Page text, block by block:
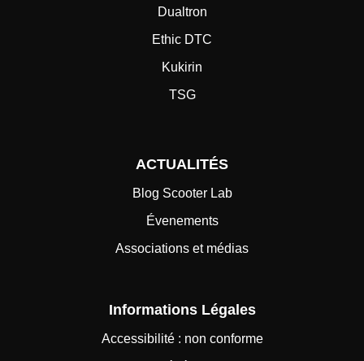
Dualtron
Ethic DTC
Kukirin
TSG
ACTUALITÉS
Blog Scooter Lab
Évenements
Associations et médias
Informations Légales
Accessibilité : non conforme